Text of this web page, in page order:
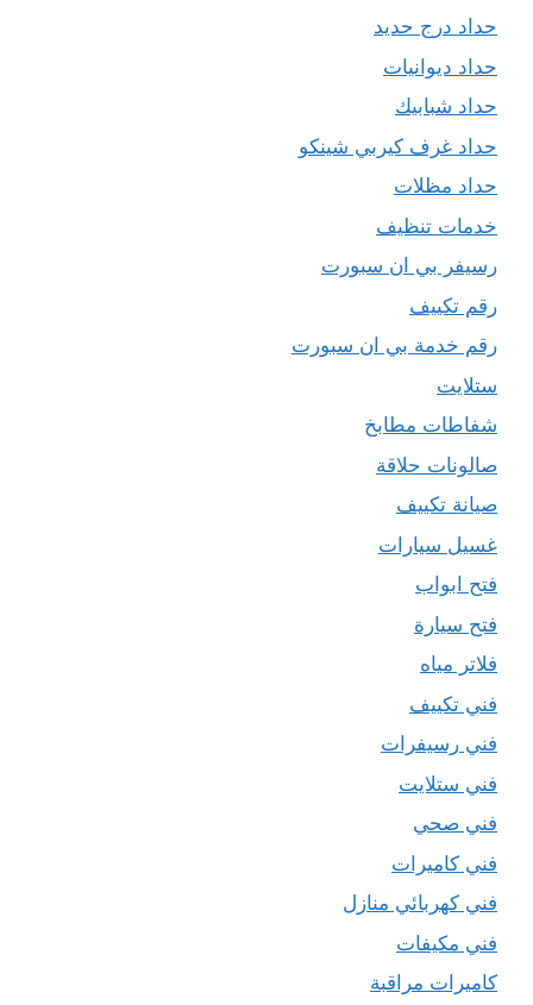
حداد درج حديد
حداد ديوانيات
حداد شبابيك
حداد غرف كيربي شينكو
حداد مظلات
خدمات تنظيف
رسيفر بي ان سبورت
رقم تكييف
رقم خدمة بي ان سبورت
ستلايت
شفاطات مطابخ
صالونات حلاقة
صيانة تكييف
غسيل سيارات
فتح ابواب
فتح سيارة
فلاتر مياه
فني تكييف
فني رسيفرات
فني ستلايت
فني صحي
فني كاميرات
فني كهربائي منازل
فني مكيفات
كاميرات مراقبة